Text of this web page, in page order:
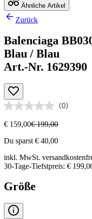
Ähnliche Artikel
Zurück
Balenciaga
Blau / Blau
Art.-Nr. 1629390
(0)
€ 159,00€ 199,00
Du sparst € 40,00
inkl. MwSt.
30-Tage-Tiefstpreis: €
Größe